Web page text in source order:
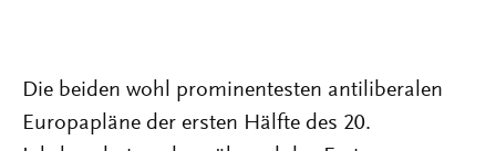
Die beiden wohl prominentesten antiliberalen
Europapläne der ersten Hälfte des 20.